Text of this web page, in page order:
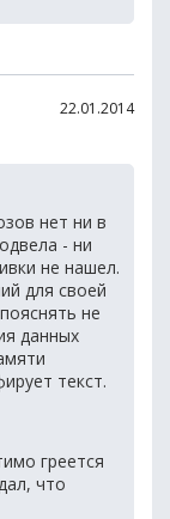
22.01.2014
нет ни в
- ни
не нашел.
для своей
не
данных
текст.
греется
что